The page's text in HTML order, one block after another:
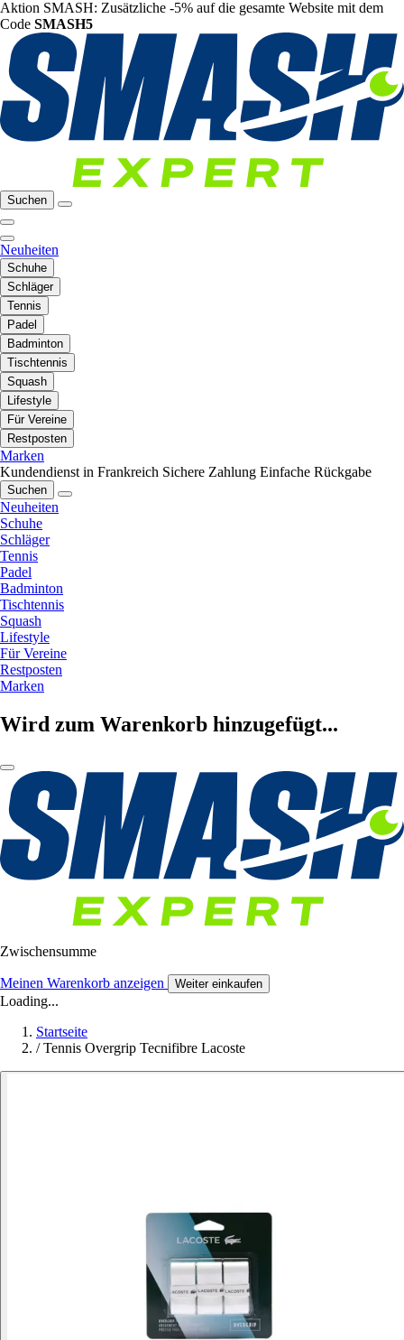
Aktion SMASH: Zusätzliche -5% auf die gesamte Website mit dem
Code SMASH5
Suchen
Neuheiten
Schuhe
Schläger
Tennis
Padel
Badminton
Tischtennis
Squash
Lifestyle
Für Vereine
Restposten
Marken
Kundendienst in Frankreich Sichere Zahlung Einfache Rückgabe
Suchen
Neuheiten
Schuhe
Schläger
Tennis
Padel
Badminton
Tischtennis
Squash
Lifestyle
Für Vereine
Restposten
Marken
Wird zum Warenkorb hinzugefügt...
Zwischensumme
Meinen Warenkorb anzeigen Weiter einkaufen
Loading...
Startseite
/ Tennis Overgrip Tecnifibre Lacoste